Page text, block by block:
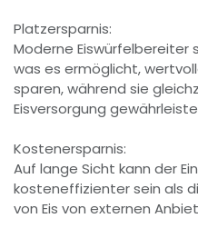
Platzersparnis:
Moderne
was es ermöglicht,
sparen, während sie
Eisversorgung
Kostenersparnis:
Auf lange Sicht kann der
kosteneffizienter sein als
von Eis von externen